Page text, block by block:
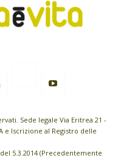
Sede legale Via Eritrea 21 -
e Iscrizione al Registro delle
5.3.2014 (Precedentemente